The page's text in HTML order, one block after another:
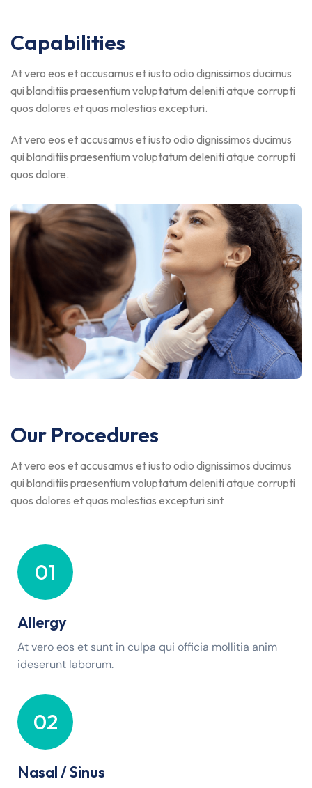
Capabilities
At vero eos et accusamus et iusto odio dignissimos ducimus
qui blanditiis praesentium voluptatum deleniti atque corrupti
quos dolores et quas molestias excepturi.
At vero eos et accusamus et iusto odio dignissimos ducimus
qui blanditiis praesentium voluptatum deleniti atque corrupti
quos dolore.
Our Procedures
At vero eos et accusamus et iusto odio dignissimos ducimus
qui blanditiis praesentium voluptatum deleniti atque corrupti
quos dolores et quas molestias excepturi sint
01
Allergy
At vero eos et sunt in culpa qui officia mollitia anim
ideserunt laborum.
02
Nasal / Sinus